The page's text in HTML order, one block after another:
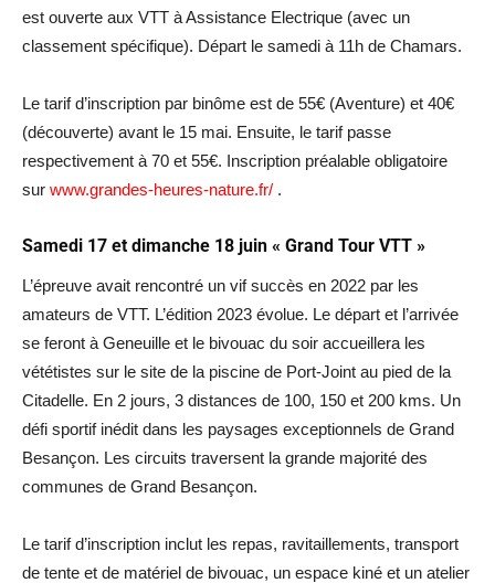
est ouverte aux VTT à Assistance Electrique (avec un
classement spécifique). Départ le samedi à 11h de Chamars.
Le tarif d’inscription par binôme est de 55€ (Aventure) et 40€
(découverte) avant le 15 mai. Ensuite, le tarif passe
respectivement à 70 et 55€. Inscription préalable obligatoire
sur www.grandes-heures-nature.fr/ .
Samedi 17 et dimanche 18 juin « Grand Tour VTT »
L’épreuve avait rencontré un vif succès en 2022 par les
amateurs de VTT. L’édition 2023 évolue. Le départ et l’arrivée
se feront à Geneuille et le bivouac du soir accueillera les
vététistes sur le site de la piscine de Port-Joint au pied de la
Citadelle. En 2 jours, 3 distances de 100, 150 et 200 kms. Un
défi sportif inédit dans les paysages exceptionnels de Grand
Besançon. Les circuits traversent la grande majorité des
communes de Grand Besançon.
Le tarif d’inscription inclut les repas, ravitaillements, transport
de tente et de matériel de bivouac, un espace kiné et un atelier